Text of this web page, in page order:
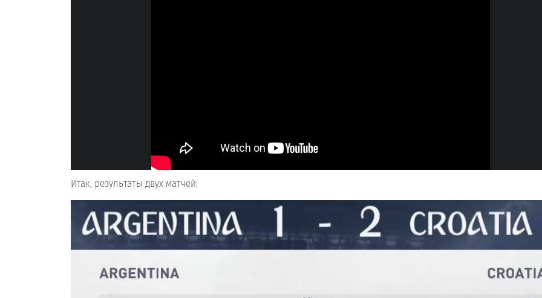
Итак, результаты двух матчей: